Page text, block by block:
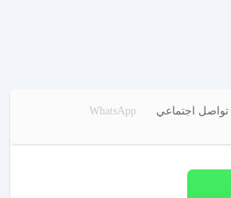
تواصل اجتماعي WhatsApp